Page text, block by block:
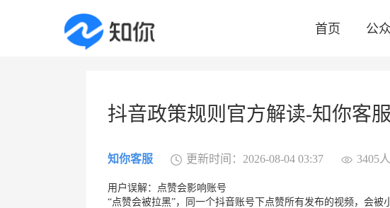
首页 公
抖音政策规则官方解读-知你客服
知你客服 更新时间：2026-08-04 03:37 3405
用户误解：点赞会影响账号
“点赞会被拉黑”，同一个抖音账号下点赞所有发布的视频，会被